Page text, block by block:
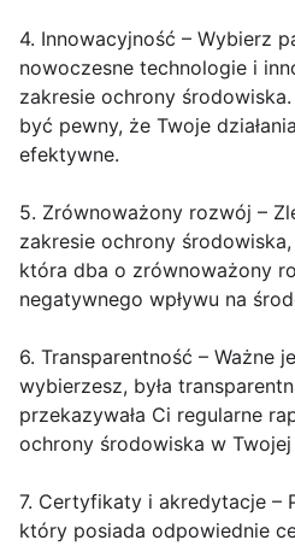
4. Innowacyjność – Wybierz
nowoczesne technologie i
zakresie ochrony
być pewny, że Twoje
efektywne.
5. Zrównoważony rozwój –
zakresie ochrony
która dba o zrównoważony
negatywnego wpływu na
6. Transparentność – Ważne
wybierzesz, była
przekazywała Ci regularne
ochrony środowiska w
7. Certyfikaty i akredytacje –
który posiada odpowiednie